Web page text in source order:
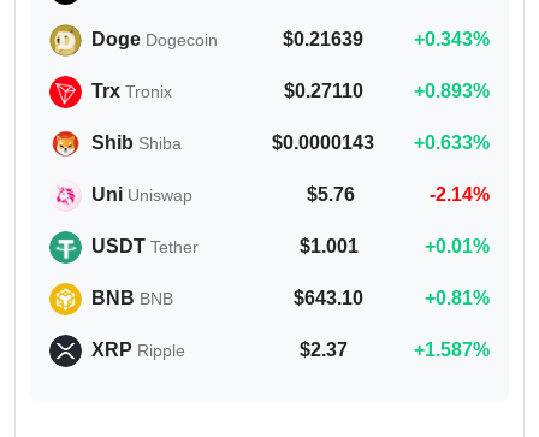
Doge Dogecoin $0.21639 +0.343%
Trx Tronix $0.27110 +0.893%
Shib Shiba $0.0000143 +0.633%
Uni Uniswap $5.76 -2.14%
USDT Tether $1.001 +0.01%
BNB BNB $643.10 +0.81%
XRP Ripple $2.37 +1.587%